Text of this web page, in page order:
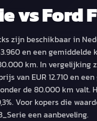
vsFord
zijn beschikbaar in
en een gemiddelde
km. In vergelijking
van EUR 12.710 en
de 80.000 km valt.
Voor kopers die
een aanbeveling.